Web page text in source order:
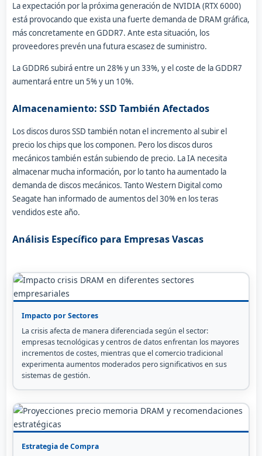
La expectación por la próxima generación de NVIDIA (RTX 6000)
está provocando que exista una fuerte demanda de DRAM gráfica,
más concretamente en GDDR7. Ante esta situación, los
proveedores prevén una futura escasez de suministro.
La GDDR6 subirá entre un 28% y un 33%, y el coste de la GDDR7
aumentará entre un 5% y un 10%.
Almacenamiento: SSD También Afectados
Los discos duros SSD también notan el incremento al subir el
precio los chips que los componen. Pero los discos duros
mecánicos también están subiendo de precio. La IA necesita
almacenar mucha información, por lo tanto ha aumentado la
demanda de discos mecánicos. Tanto Western Digital como
Seagate han informado de aumentos del 30% en los teras
vendidos este año.
Análisis Específico para Empresas Vascas
Impacto por Sectores
La crisis afecta de manera diferenciada según el sector:
empresas tecnológicas y centros de datos enfrentan los mayores
incrementos de costes, mientras que el comercio tradicional
experimenta aumentos moderados pero significativos en sus
sistemas de gestión.
Estrategia de Compra